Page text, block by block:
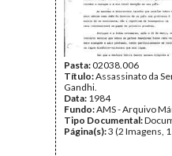
Pasta:02038.006
Título:Assassinato da
Gandhi.
Data: 1984
Fundo:AMS - Arquivo
Tipo Documental:
Página(s):3 (2 Imagens,